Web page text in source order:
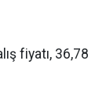
fiyatı, 36,78